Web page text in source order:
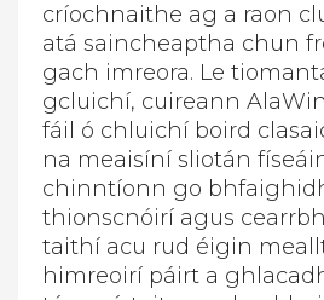
críochnaithe ag a raon
atá saincheaptha chun
gach imreora. Le
gcluichí, cuireann
fáil ó chluichí boird
na meaisíní sliotán
chinntíonn go
thionscnóirí agus
taithí acu rud éigin
himreoirí páirt a